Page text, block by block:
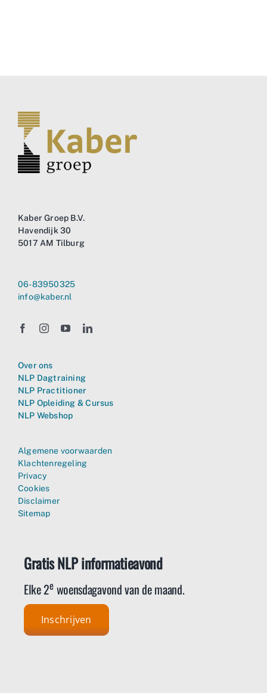
Kaber Groep B.V.
Havendijk 30
5017 AM Tilburg
06-83950325
info@kaber.nl
Over ons
NLP Dagtraining
NLP Practitioner
NLP Opleiding & Cursus
NLP Webshop
Algemene voorwaarden
Klachtenregeling
Privacy
Cookies
Disclaimer
Sitemap
Gratis NLP informatieavond
Elke 2ewoensdagavond van de maand.
Inschrijven